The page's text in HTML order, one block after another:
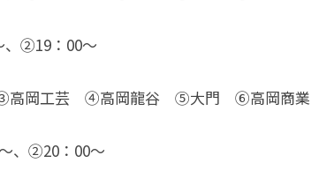
、②19：00〜
高岡工芸 ④高岡龍谷 ⑤大門 ⑥高岡商業
、②20：00〜